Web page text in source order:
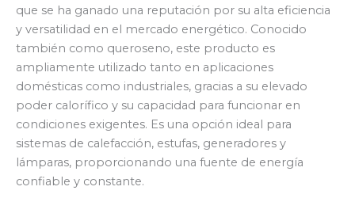
que se ha ganado una reputación por su alta eficiencia
y versatilidad en el mercado energético. Conocido
también como queroseno, este producto es
ampliamente utilizado tanto en aplicaciones
domésticas como industriales, gracias a su elevado
poder calorífico y su capacidad para funcionar en
condiciones exigentes. Es una opción ideal para
sistemas de calefacción, estufas, generadores y
lámparas, proporcionando una fuente de energía
confiable y constante.